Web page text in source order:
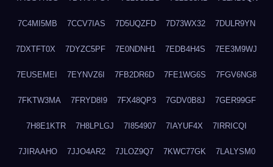
7C4MI5MB 7CCV7IAS 7D5UQZFD 7D73WX32 7DULR9YN
7DXTFT0X 7DYZC5PF 7E0NDNH1 7EDB4H4S 7EE3M9WJ
7EUSEMEI 7EYNVZ6I 7FB2DR6D 7FE1WG6S 7FGV6NG8
7FKTW3MA 7FRYD8I9 7FX48QP3 7GDV0B8J 7GER99GF
7H8E1KTR 7H8LPLGJ 7I854907 7IAYUF4X 7IRRICQI
7JIRAAHO 7JJO4AR2 7JLOZ9Q7 7KWC77GK 7LALYSM0